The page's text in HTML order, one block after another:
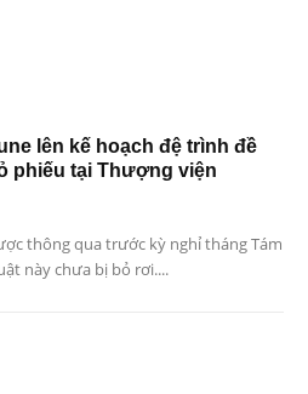
lên kế hoạch đệ trình đề
phiếu tại Thượng viện
thông qua trước kỳ nghỉ tháng Tám
này chưa bị bỏ rơi....